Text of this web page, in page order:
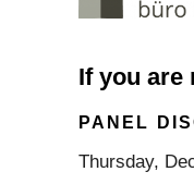
If you are
PANEL
Thursday,